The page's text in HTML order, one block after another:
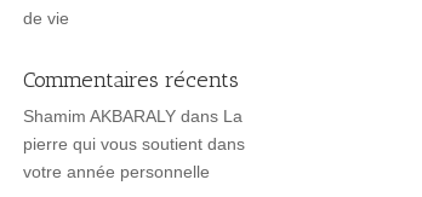
de vie
Commentaires récents
Shamim AKBARALY dans La
pierre qui vous soutient dans
votre année personnelle